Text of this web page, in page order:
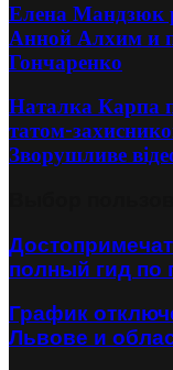
Елена Мандзюк
Анной Алхим и
Гончаренко
Наталка Карпа
татом-
Зворушливе
полный гид по
График
Львове и